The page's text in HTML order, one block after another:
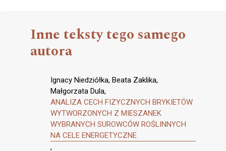
Inne teksty tego samego
autora
Ignacy Niedziółka, Beata Zaklika,
Małgorzata Dula,
ANALIZA CECH FIZYCZNYCH BRYKIETÓW
WYTWORZONYCH Z MIESZANEK
WYBRANYCH SUROWCÓW ROŚLINNYCH
NA CELE ENERGETYCZNE
,